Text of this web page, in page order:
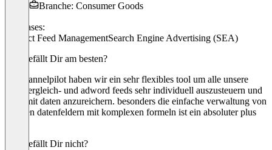
Branche: Consumer Goods
Use cases:
Product Feed ManagementSearch Engine Advertising (SEA)
Was gefällt Dir am besten?
mit channelpilot haben wir ein sehr flexibles tool um alle unsere
preisvergleich- und adword feeds sehr individuell auszusteuern und
auch mit daten anzureichern. besonders die einfache verwaltung von
eigenen datenfeldern mit komplexen formeln ist ein absoluter plus
Was gefällt Dir nicht?